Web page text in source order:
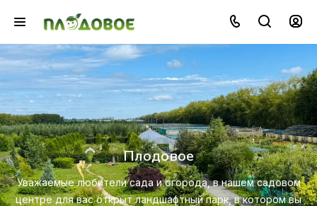
вы
Озеленение
Создайте красивую и экологичную среду с
профессионального ландшафтного дизайна,
ухода за растениями.